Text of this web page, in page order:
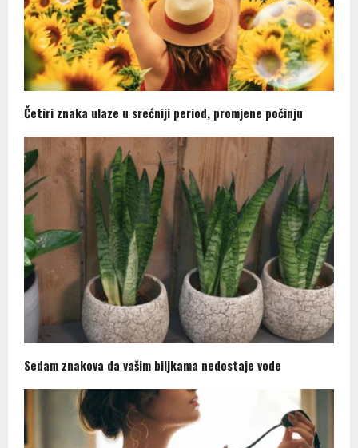
Četiri znaka ulaze u srećniji period, promjene počinju
Sedam znakova da vašim biljkama nedostaje vode